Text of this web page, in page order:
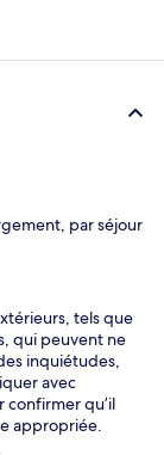
par séjour
tels que
qui peuvent ne
inquiétudes,
avec
confirmer qu’il
appropriée.